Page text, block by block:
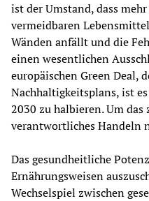
ist der Umstand, dass
vermeidbaren
Wänden anfällt und die
einen wesentlichen
europäischen Green Deal,
Nachhaltigkeitsplans, ist
2030 zu halbieren. Um
verantwortliches Handeln
Das gesundheitliche
Ernährungsweisen
Wechselspiel zwischen